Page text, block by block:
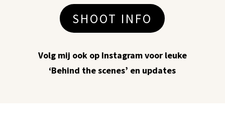
SHOOT INFO
Volg mij ook op Instagram voor leuke
‘Behind the scenes’ en updates